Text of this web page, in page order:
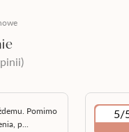
Pomimo
p...
5/